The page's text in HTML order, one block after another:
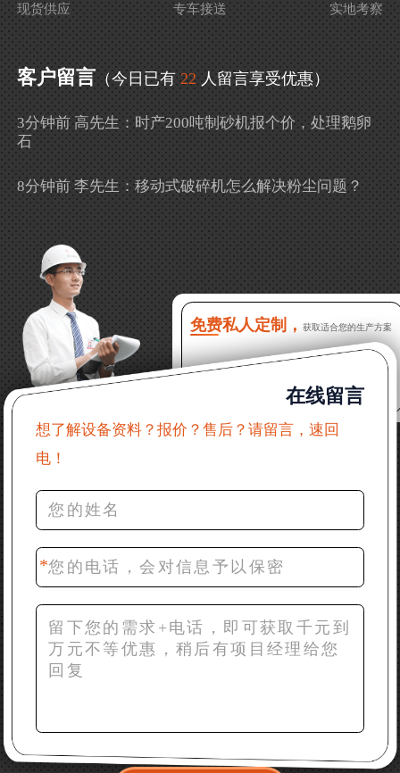
现货供应 专车接送 实地考察
客户留言 （今日已有 22 人留言享受优惠）
3分钟前 高先生：时产200吨制砂机报个价，处理鹅卵
石
8分钟前 李先生：移动式破碎机怎么解决粉尘问题？
吗？
16分钟前 程先生：破碎生产线出个方案及报价，有什
么售后服务？
22分钟前 郑女士：想了解时产500吨锤破，加工石灰石
31分钟前 吴先生：成套石头破碎设备有吗？给个详细
产品资料
36分钟前 罗先生：每小时100吨左右的鄂破和反击破，
42分钟前 梁先生：膨润土磨到200目，用什么磨粉设
备？
免费私人定制， 获取适合您的生产方案
在线留言
想了解设备资料？报价？售后？请留言，速回
电！